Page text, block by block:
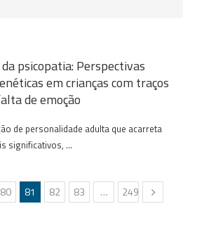
psicopatia: Perspectivas
em crianças com traços
de emoção
de personalidade adulta que acarreta
significativos, …
80 81 82 83 … 249